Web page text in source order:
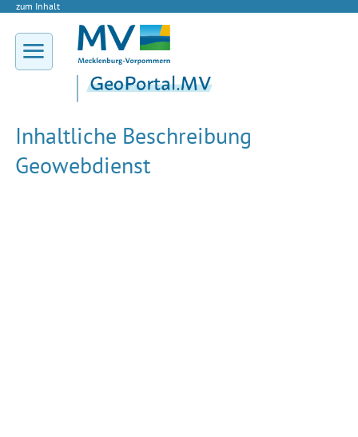
zum Inhalt
Inhaltliche Beschreibung
Geowebdienst